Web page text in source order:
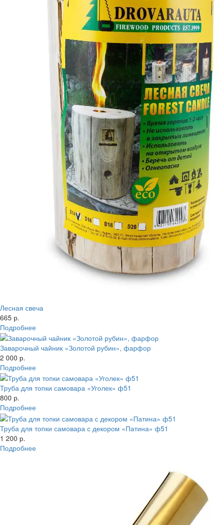
Лесная свеча
665 р.
Подробнее
Заварочный чайник «Золотой рубин», фарфор
2 000 р.
Подробнее
Труба для топки самовара «Уголек» ф51
800 р.
Подробнее
Труба для топки самовара с декором «Патина» ф51
1 200 р.
Подробнее